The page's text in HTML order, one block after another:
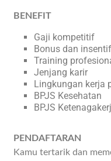
BENEFIT
Gaji kompetitif
Bonus dan insentif
Training
Jenjang karir
Lingkungan kerja
BPJS Kesehatan
BPJS
PENDAFTARAN
Kamu tertarik dan